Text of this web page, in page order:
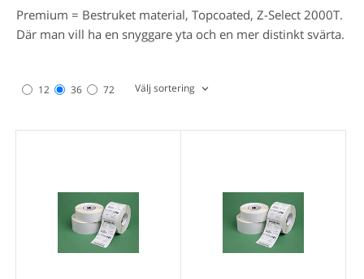
Premium = Bestruket material, Topcoated, Z-Select 2000T.
Där man vill ha en snyggare yta och en mer distinkt svärta.
12 36 72 Välj sortering